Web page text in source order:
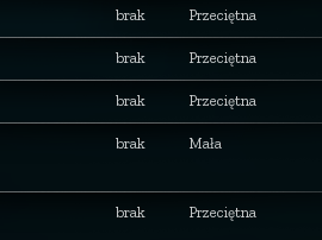
brak Przeciętna
brak Przeciętna
brak Przeciętna
brak Mała
brak Przeciętna